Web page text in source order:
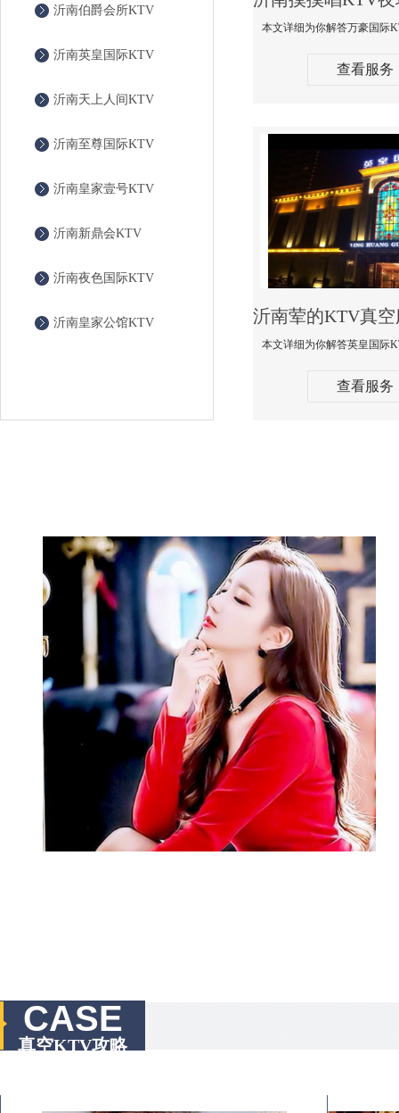
沂南伯爵会所KTV
沂南英皇国际KTV
沂南天上人间KTV
沂南至尊国际KTV
沂南皇家壹号KTV
沂南新鼎会KTV
沂南夜色国际KTV
沂南皇家公馆KTV
查看服务
查看服务
CASE
真空KTV攻略